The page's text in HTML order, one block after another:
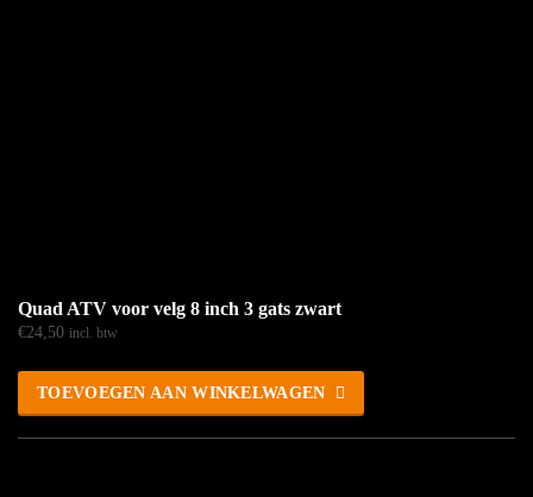
Quad ATV voor velg 8 inch 3 gats zwart
€24,50 incl. btw
TOEVOEGEN AAN WINKELWAGEN